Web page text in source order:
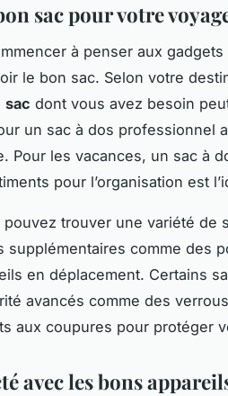
sac pour votre
à penser aux
le bon sac. Selon votre
sac dont vous avez besoin
un sac à dos professionnel
Pour les vacances, un sac à
pour l’organisation est
pouvez trouver une variété de
supplémentaires comme des
en déplacement. Certains
avancés comme des
aux coupures pour protéger
avec les bons